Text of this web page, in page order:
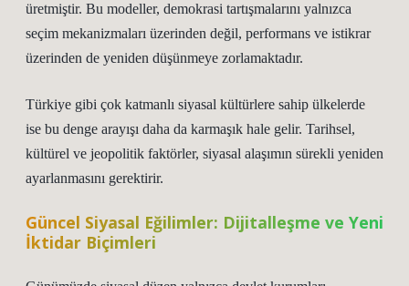
üretmiştir. Bu modeller, demokrasi tartışmalarını yalnızca
seçim mekanizmaları üzerinden değil, performans ve istikrar
üzerinden de yeniden düşünmeye zorlamaktadır.
Türkiye gibi çok katmanlı siyasal kültürlere sahip ülkelerde
ise bu denge arayışı daha da karmaşık hale gelir. Tarihsel,
kültürel ve jeopolitik faktörler, siyasal alaşımın sürekli yeniden
ayarlanmasını gerektirir.
Güncel Siyasal Eğilimler: Dijitalleşme ve Yeni
İktidar Biçimleri